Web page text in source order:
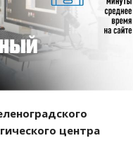
центра